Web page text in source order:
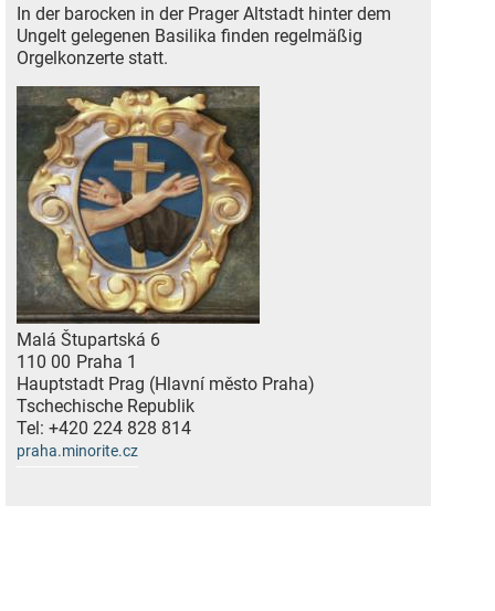
In der barocken in der Prager Altstadt hinter dem
Ungelt gelegenen Basilika finden regelmäßig
Orgelkonzerte statt.
Malá Štupartská 6
110 00 Praha 1
Hauptstadt Prag (Hlavní město Praha)
Tschechische Republik
Tel: +420 224 828 814
praha.minorite.cz